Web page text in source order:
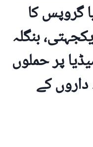
گروپس کا
بنگلہ
پر حملوں
کے